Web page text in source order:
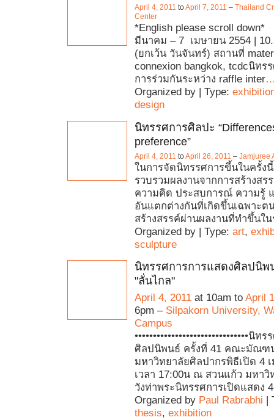
April 4, 2011 toApril 7, 2011 – Thailand
Center
*English please scroll down*
มีนาคม – 7 เมษายน 2554 |
(ยกเว้น วันจันทร์) สถานที่
connexion bangkok, tcdcนิทร
การร่วมกันระหว่าง raffle inter
Organized by | Type:
design
นิทรรศการศิลปะ
preference”
April 4, 2011 toApril 26, 2011 – Jamjuree
ในการจัดนิทรรศการขึ้นในครั้ง
รวบรวมผลงานจากการสร้างส
ความคิด ประสบการณ์ ความรู้
อันแตกต่างกันที่เกิดขึ้นเฉพาะต
สร้างสรรค์ผ่านผลงานที่ทำขึ้นใ
Organized by | Type: art,
sculpture
นิทรรศการการแสดงศิลปนิพ
"ลั่นไกล"
April 4, 2011 at 10am to April
6pm – Silpakorn University,
Campus
ศิลปนิพนธ์ ครั้งที่ 41 คณะมัณฑ
มหาวิทยาลัยศิลปากรพิธีเปิด 4
เวลา 17:00น ณ สวนแก้ว มหา
วังท่าพระนิทรรศการเปิดแสดง
Organized by Paul Rabrabhi |
thesis, exhibition